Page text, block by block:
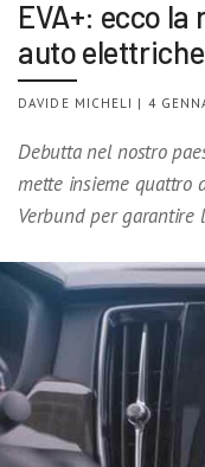
EVA+: ecco
auto elettriche
DAVIDE MICHELI | 4
Debutta nel nostro
mette insieme quattro
Verbund per garantire